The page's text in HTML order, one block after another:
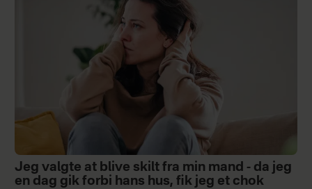
Jeg valgte at blive skilt fra min mand - da jeg
en dag gik forbi hans hus, fik jeg et chok